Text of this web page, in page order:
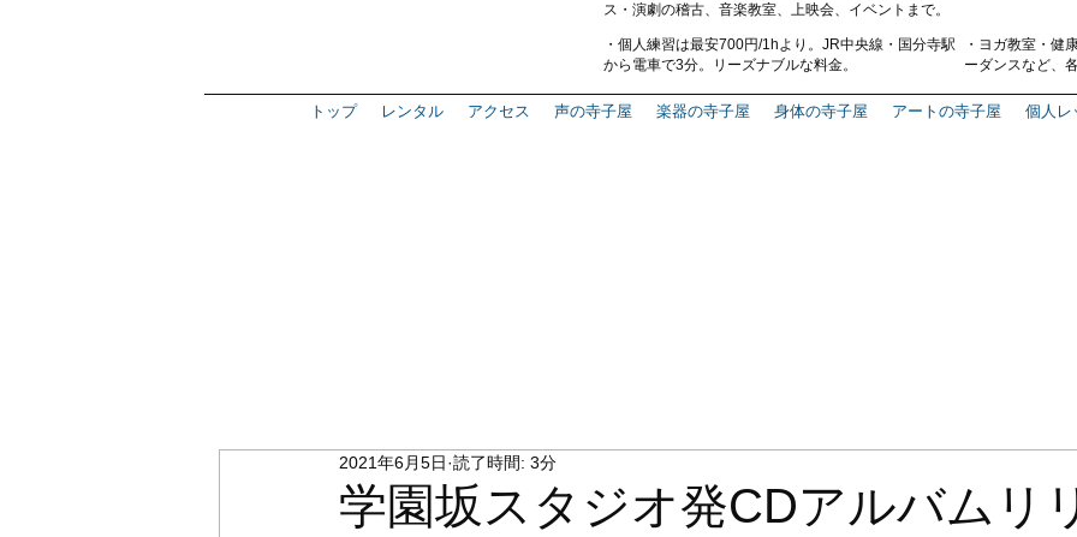
ス・演劇の稽古、 音楽教室、上映会、 イベント まで。
・ 個人練習は最安700円/1hより。 JR中央線・国分寺駅
から電車で3分。 リーズナブルな料金。
・ ヨガ教室・ 健
ーダンスなど、
トップ レンタル アクセス 声の寺子屋 楽器の寺子屋 身体の寺子屋 アートの寺子屋 個人レ
学園坂スタジオ発CDアルバムリ
2021年6月5日 読了時間: 3分